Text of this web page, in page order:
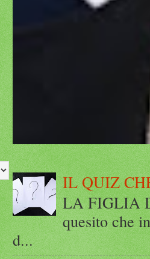
IL QUIZ
LA FIGLIA
quesito che
d...